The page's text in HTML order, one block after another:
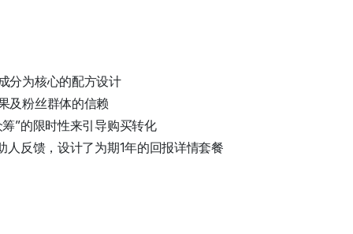
分为核心的配方设计
及粉丝群体的信赖
”的限时性来引导购买转化
人反馈，设计了为期1年的回报详情套餐